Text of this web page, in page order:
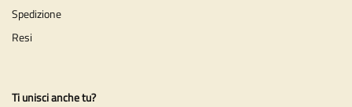
Spedizione
Resi
Ti unisci anche tu?